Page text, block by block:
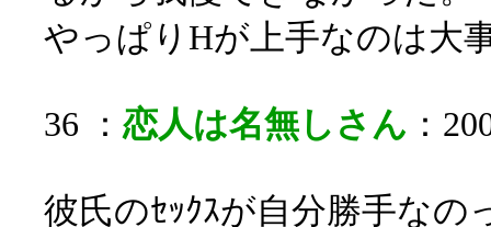
やっぱりHが上手なのは大
36 ： 恋人は名無しさん ：
彼氏のｾｯｸｽが自分勝手な